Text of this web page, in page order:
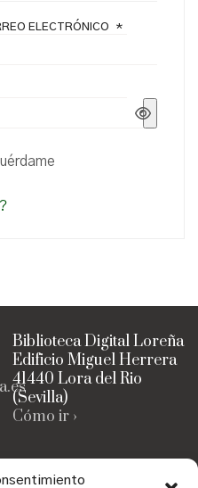
ELECTRÓNICO *
Biblioteca Digital Loreña
Edificio Miguel Herrera
41440 Lora del Rio
(Sevilla)
Cómo ir ›
Inicio